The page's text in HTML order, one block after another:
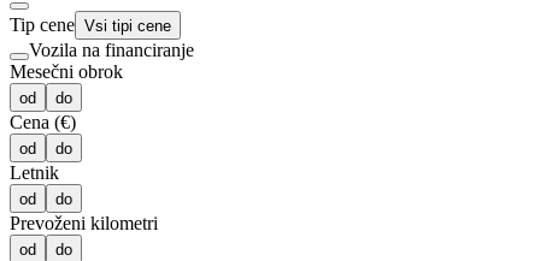
Tip cene Vsi tipi cene
Vozila na financiranje
Mesečni obrok
od do
Cena (€)
od do
Letnik
od do
Prevoženi kilometri
od do